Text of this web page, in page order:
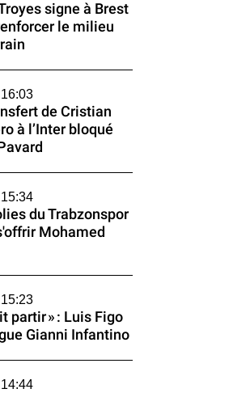
signe à Brest
le milieu
de Cristian
à l’Inter bloqué
du Trabzonspor
Mohamed
partir » : Luis Figo
Gianni Infantino